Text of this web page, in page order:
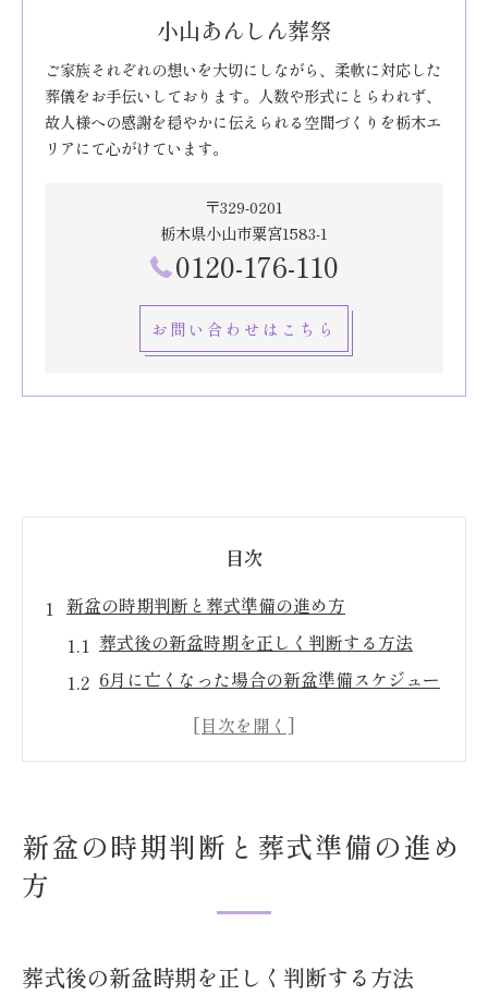
小山あんしん葬祭
ご家族それぞれの想いを大切にしながら、柔軟に対応した
葬儀をお手伝いしております。人数や形式にとらわれず、
故人様への感謝を穏やかに伝えられる空間づくりを栃木エ
リアにて心がけています。
〒329-0201
栃木県小山市粟宮1583-1
0120-176-110
お問い合わせはこちら
目次
新盆の時期判断と葬式準備の進め方
葬式後の新盆時期を正しく判断する方法
6月に亡くなった場合の新盆準備スケジュー
初盆スケジュールを6月から早めに整えるコツ
6月開始の新盆準備でやるべきこと一覧
新盆の時期判断と葬式準備の進め
方
葬式後の新盆時期を正しく判断する方法